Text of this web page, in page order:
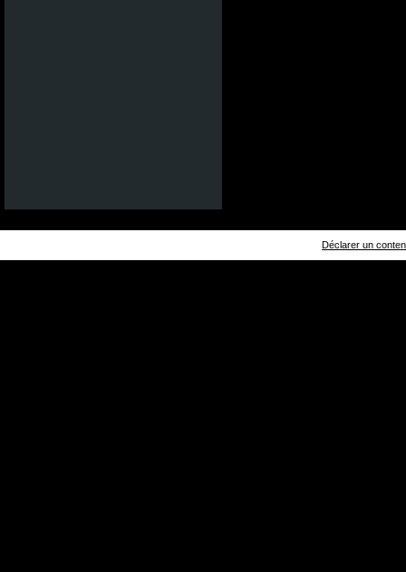
Déclarer un